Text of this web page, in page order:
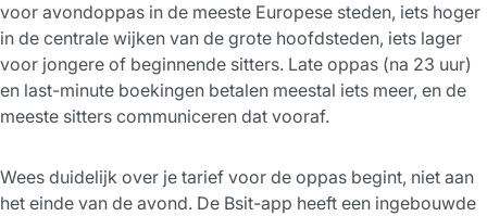
voor avondoppas in de meeste Europese steden, iets hoger
in de centrale wijken van de grote hoofdsteden, iets lager
voor jongere of beginnende sitters. Late oppas (na 23 uur)
en last-minute boekingen betalen meestal iets meer, en de
meeste sitters communiceren dat vooraf.
Wees duidelijk over je tarief voor de oppas begint, niet aan
het einde van de avond. De Bsit-app heeft een ingebouwde